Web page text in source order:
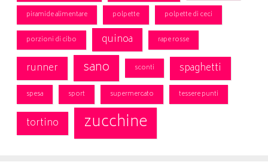
piramide alimentare polpette polpette di ceci
porzioni di cibo quinoa rape rosse
runner sano sconti spaghetti
spesa sport supermercato tessere punti
tortino zucchine